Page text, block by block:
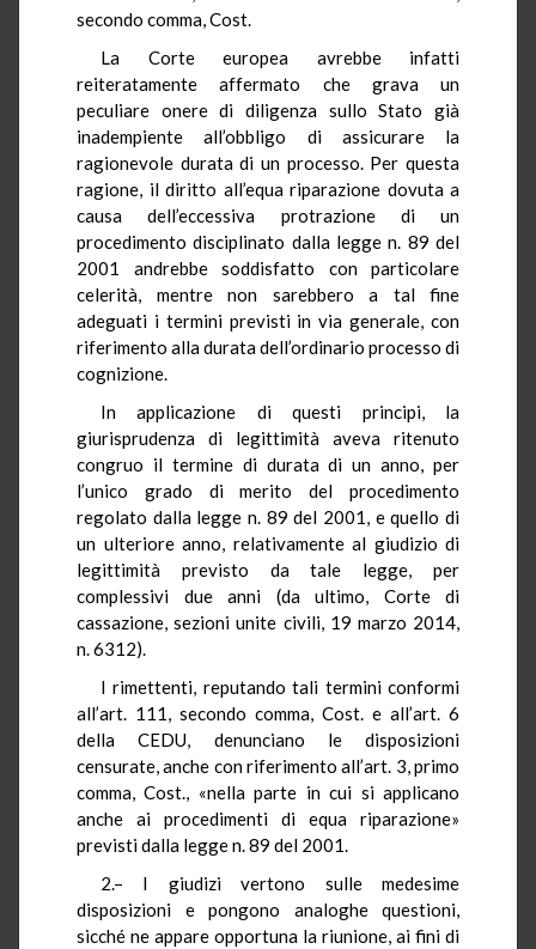
secondo comma, Cost.
La Corte europea avrebbe infatti
reiteratamente affermato che grava un
peculiare onere di diligenza sullo Stato già
inadempiente all’obbligo di assicurare la
ragionevole durata di un processo. Per questa
ragione, il diritto all’equa riparazione dovuta a
causa dell’eccessiva protrazione di un
procedimento disciplinato dalla legge n. 89 del
2001 andrebbe soddisfatto con particolare
celerità, mentre non sarebbero a tal fine
adeguati i termini previsti in via generale, con
riferimento alla durata dell’ordinario processo di
cognizione.
In applicazione di questi principi, la
giurisprudenza di legittimità aveva ritenuto
congruo il termine di durata di un anno, per
l’unico grado di merito del procedimento
regolato dalla legge n. 89 del 2001, e quello di
un ulteriore anno, relativamente al giudizio di
legittimità previsto da tale legge, per
complessivi due anni (da ultimo, Corte di
cassazione, sezioni unite civili, 19 marzo 2014,
n. 6312).
I rimettenti, reputando tali termini conformi
all’art. 111, secondo comma, Cost. e all’art. 6
della CEDU, denunciano le disposizioni
censurate, anche con riferimento all’art. 3, primo
comma, Cost., «nella parte in cui si applicano
anche ai procedimenti di equa riparazione»
previsti dalla legge n. 89 del 2001.
2.– I giudizi vertono sulle medesime
disposizioni e pongono analoghe questioni,
sicché ne appare opportuna la riunione, ai fini di